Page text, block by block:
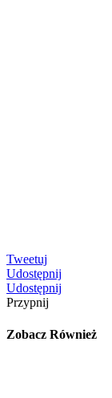
Tweetuj
Udostępnij
Udostępnij
Przypnij
Zobacz Również